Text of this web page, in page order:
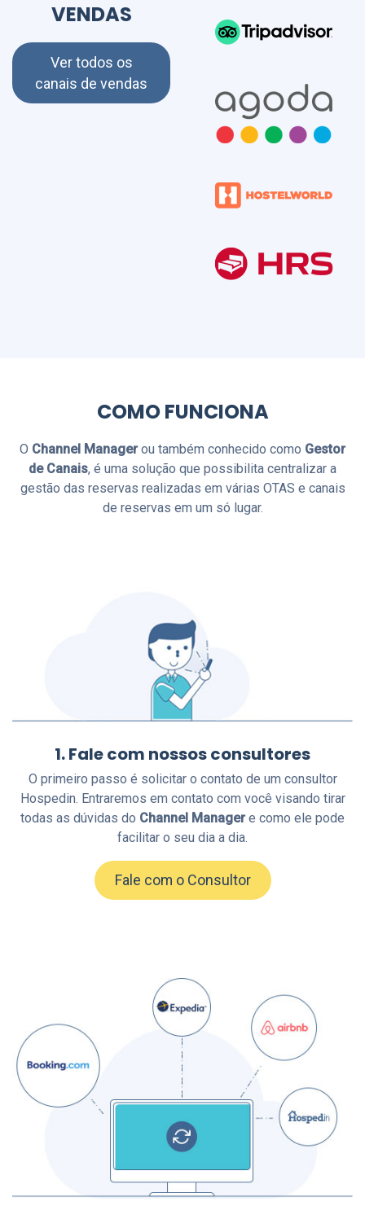
VENDAS
Ver todos os
canais de vendas
COMO FUNCIONA
O Channel Managerou também conhecido como Gestor
de Canais, é uma solução que possibilita centralizar a
gestão das reservas realizadas em várias OTAS e canais
de reservas em um só lugar.
1. Fale com nossos consultores
O primeiro passo é solicitar o contato de um consultor
Hospedin. Entraremos em contato com você visando tirar
todas as dúvidas do Channel Managere como ele pode
facilitar o seu dia a dia.
Fale com o Consultor